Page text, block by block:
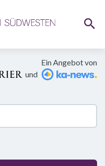
Ein Angebot von
und